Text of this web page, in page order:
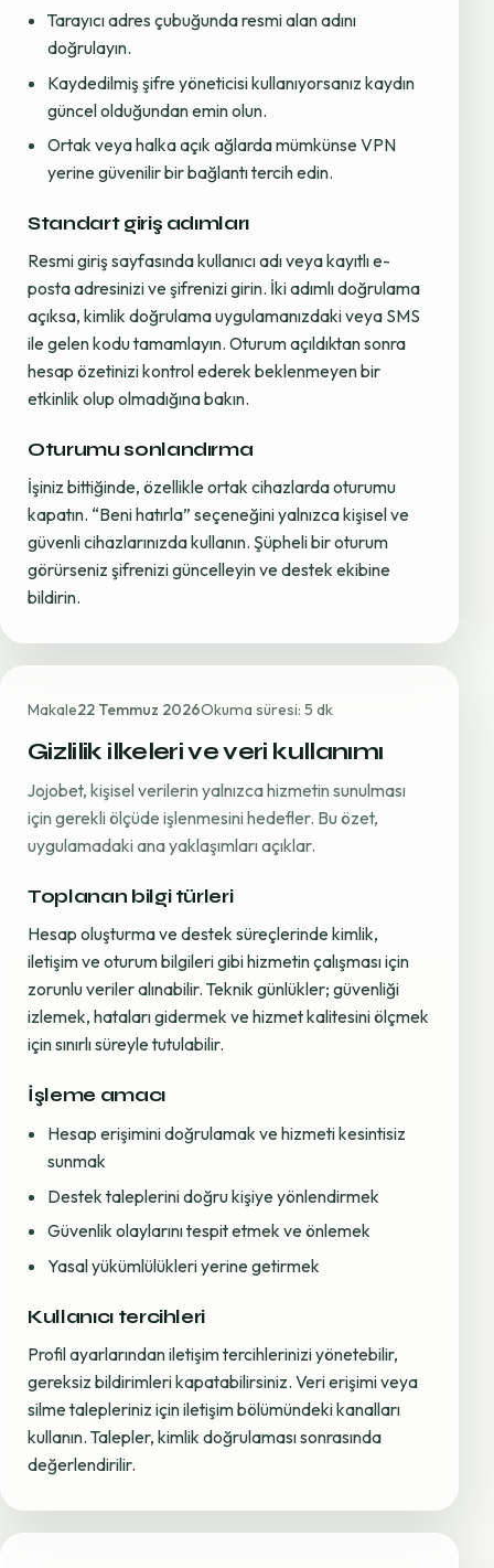
Tarayıcı adres çubuğunda resmi alan adını
doğrulayın.
Kaydedilmiş şifre yöneticisi kullanıyorsanız kaydın
güncel olduğundan emin olun.
Ortak veya halka açık ağlarda mümkünse VPN
yerine güvenilir bir bağlantı tercih edin.
Standart giriş adımları
Resmi giriş sayfasında kullanıcı adı veya kayıtlı e-
posta adresinizi ve şifrenizi girin. İki adımlı doğrulama
açıksa, kimlik doğrulama uygulamanızdaki veya SMS
ile gelen kodu tamamlayın. Oturum açıldıktan sonra
hesap özetinizi kontrol ederek beklenmeyen bir
etkinlik olup olmadığına bakın.
Oturumu sonlandırma
İşiniz bittiğinde, özellikle ortak cihazlarda oturumu
kapatın. “Beni hatırla” seçeneğini yalnızca kişisel ve
güvenli cihazlarınızda kullanın. Şüpheli bir oturum
görürseniz şifrenizi güncelleyin ve destek ekibine
bildirin.
Makale22 Temmuz 2026Okuma süresi: 5 dk
Gizlilik ilkeleri ve veri kullanımı
Jojobet, kişisel verilerin yalnızca hizmetin sunulması
için gerekli ölçüde işlenmesini hedefler. Bu özet,
uygulamadaki ana yaklaşımları açıklar.
Toplanan bilgi türleri
Hesap oluşturma ve destek süreçlerinde kimlik,
iletişim ve oturum bilgileri gibi hizmetin çalışması için
zorunlu veriler alınabilir. Teknik günlükler; güvenliği
izlemek, hataları gidermek ve hizmet kalitesini ölçmek
için sınırlı süreyle tutulabilir.
İşleme amacı
Hesap erişimini doğrulamak ve hizmeti kesintisiz
sunmak
Destek taleplerini doğru kişiye yönlendirmek
Güvenlik olaylarını tespit etmek ve önlemek
Yasal yükümlülükleri yerine getirmek
Kullanıcı tercihleri
Profil ayarlarından iletişim tercihlerinizi yönetebilir,
gereksiz bildirimleri kapatabilirsiniz. Veri erişimi veya
silme talepleriniz için iletişim bölümündeki kanalları
kullanın. Talepler, kimlik doğrulaması sonrasında
değerlendirilir.